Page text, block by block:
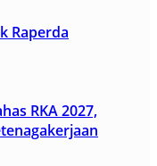
Raperda
RKA 2027,